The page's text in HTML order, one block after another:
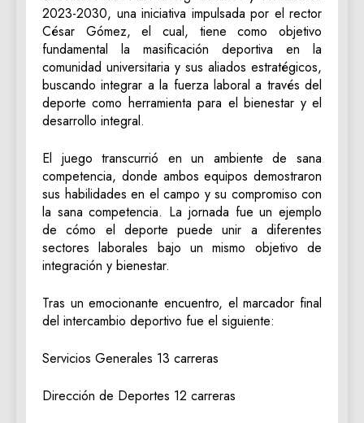
2023-2030, una iniciativa impulsada por el rector
César Gómez, el cual, tiene como objetivo
fundamental la masificación deportiva en la
comunidad universitaria y sus aliados estratégicos,
buscando integrar a la fuerza laboral a través del
deporte como herramienta para el bienestar y el
desarrollo integral.
El juego transcurrió en un ambiente de sana
competencia, donde ambos equipos demostraron
sus habilidades en el campo y su compromiso con
la sana competencia. La jornada fue un ejemplo
de cómo el deporte puede unir a diferentes
sectores laborales bajo un mismo objetivo de
integración y bienestar.
​Tras un emocionante encuentro, el marcador final
del intercambio deportivo fue el siguiente:
Servicios Generales 13 carreras
Dirección de Deportes 12 carreras